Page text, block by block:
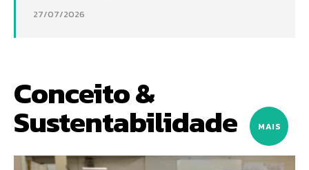
27/07/2026
Conceito &
Sustentabilidade MAIS